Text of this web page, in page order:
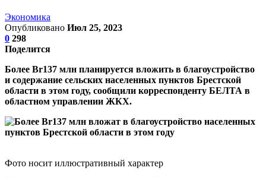
Экономика
Опубликовано Июл 25, 2023
0 298
Поделится
Более Br137 млн планируется вложить в благоустройство
и содержание сельских населенных пунктов Брестской
области в этом году, сообщили корреспонденту БЕЛТА в
областном управлении ЖКХ.
Фото носит иллюстративный характер